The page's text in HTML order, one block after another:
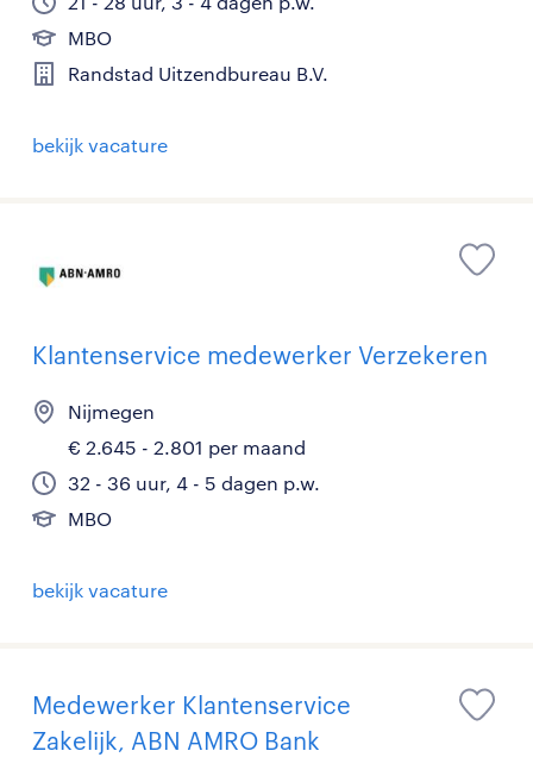
MBO
Randstad Uitzendbureau B.V.
bekijk vacature
Klantenservice medewerker Verzekeren
Nijmegen
€ 2.645 - 2.801 per maand
32 - 36 uur, 4 - 5 dagen p.w.
MBO
bekijk vacature
Medewerker Klantenservice
Zakelijk, ABN AMRO Bank